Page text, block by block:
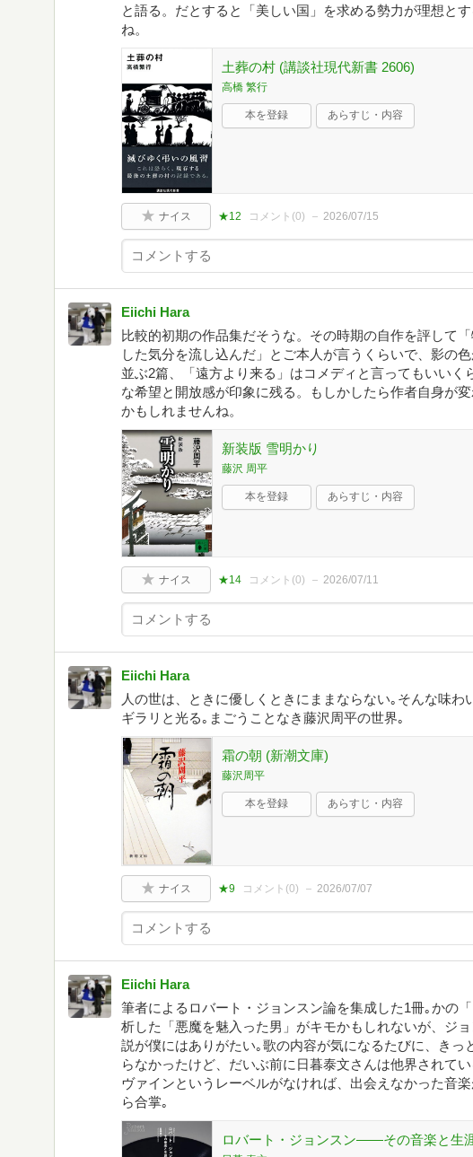
と語る。だとすると「美しい国」を求める勢力が理想と
ね。
土葬の村 (講談社現代新書 2606)
高橋 繁行
本を登録 あらすじ・内容
ナイス ★12 コメント(0) 2026/07/15
Eiichi Hara
比較的初期の作品集だそうな。その時期の自作を評して
した気分を流し込んだ」とご本人が言うくらいで、影の
並ぶ2篇、「遠方より来る」はコメディと言ってもいいく
な希望と開放感が印象に残る。もしかしたら作者自身が
かもしれませんね。
新装版 雪明かり
藤沢 周平
本を登録 あらすじ・内容
ナイス ★14 コメント(0) 2026/07/11
Eiichi Hara
人の世は、ときに優しくときにままならない｡そんな味わ
ギラリと光る｡まごうことなき藤沢周平の世界｡
霜の朝 (新潮文庫)
藤沢周平
本を登録 あらすじ・内容
ナイス ★9 コメント(0) 2026/07/07
Eiichi Hara
筆者によるロバート・ジョンスン論を集成した1冊｡かの
析した「悪魔を魅入った男」がキモかもしれないが、ジ
説が僕にはありがたい｡歌の内容が気になるたびに、きっ
らなかったけど、だいぶ前に日暮泰文さんは他界されて
ヴァインというレーベルがなければ、出会えなかった音
ら合掌｡
ロバート・ジョンスン――その音楽と生